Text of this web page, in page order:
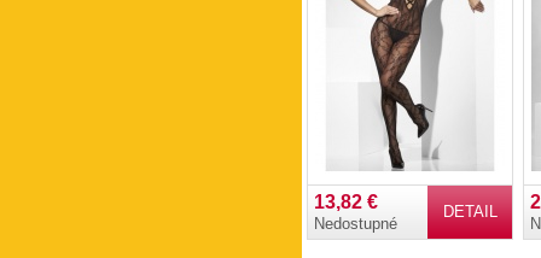
DETAIL
13,82 €
Nedostupné